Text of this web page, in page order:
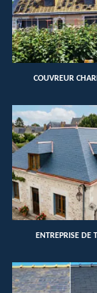
COUVREUR
ENTREPRISE DE